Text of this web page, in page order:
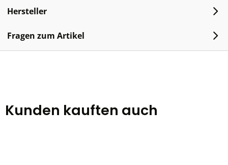
Hersteller
Fragen zum Artikel
Kunden kauften auch